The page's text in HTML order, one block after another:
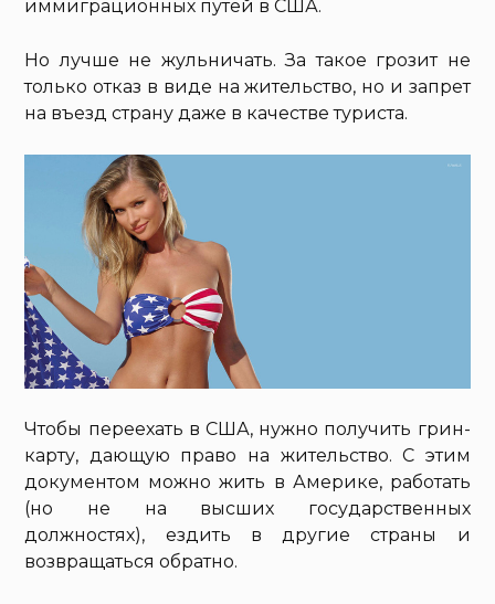
иммиграционных путей в США.
Но лучше не жульничать. За такое грозит не
только отказ в виде на жительство, но и запрет
на въезд страну даже в качестве туриста.
Чтобы переехать в США, нужно получить грин-
карту, дающую право на жительство. С этим
документом можно жить в Америке, работать
(но не на высших государственных
должностях), ездить в другие страны и
возвращаться обратно.